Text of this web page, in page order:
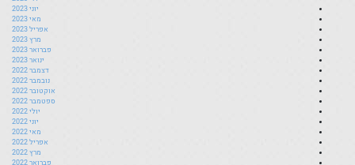
יוני 2023
מאי 2023
אפריל 2023
מרץ 2023
פברואר 2023
ינואר 2023
דצמבר 2022
נובמבר 2022
אוקטובר 2022
ספטמבר 2022
יולי 2022
יוני 2022
מאי 2022
אפריל 2022
מרץ 2022
פברואר 2022